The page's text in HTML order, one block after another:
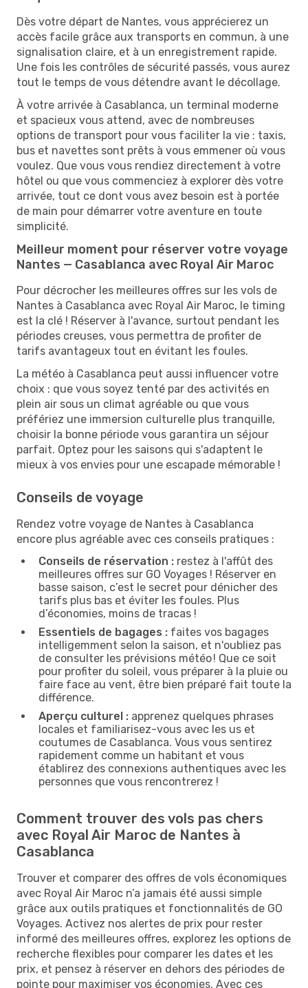
Dès votre départ de Nantes, vous apprécierez un
accès facile grâce aux transports en commun, à une
signalisation claire, et à un enregistrement rapide.
Une fois les contrôles de sécurité passés, vous aurez
tout le temps de vous détendre avant le décollage.
À votre arrivée à Casablanca, un terminal moderne
et spacieux vous attend, avec de nombreuses
options de transport pour vous faciliter la vie : taxis,
bus et navettes sont prêts à vous emmener où vous
voulez. Que vous vous rendiez directement à votre
hôtel ou que vous commenciez à explorer dès votre
arrivée, tout ce dont vous avez besoin est à portée
de main pour démarrer votre aventure en toute
simplicité.
Meilleur moment pour réserver votre voyage
Nantes — Casablanca avec Royal Air Maroc
Pour décrocher les meilleures offres sur les vols de
Nantes à Casablanca avec Royal Air Maroc, le timing
est la clé ! Réserver à l'avance, surtout pendant les
périodes creuses, vous permettra de profiter de
tarifs avantageux tout en évitant les foules.
La météo à Casablanca peut aussi influencer votre
choix : que vous soyez tenté par des activités en
plein air sous un climat agréable ou que vous
préfériez une immersion culturelle plus tranquille,
choisir la bonne période vous garantira un séjour
parfait. Optez pour les saisons qui s'adaptent le
mieux à vos envies pour une escapade mémorable !
Conseils de voyage
Rendez votre voyage de Nantes à Casablanca
encore plus agréable avec ces conseils pratiques :
Conseils de réservation : restez à l'affût des
meilleures offres sur GO Voyages ! Réserver en
basse saison, c’est le secret pour dénicher des
tarifs plus bas et éviter les foules. Plus
d’économies, moins de tracas !
Essentiels de bagages : faites vos bagages
intelligemment selon la saison, et n'oubliez pas
de consulter les prévisions météo ! Que ce soit
pour profiter du soleil, vous préparer à la pluie ou
faire face au vent, être bien préparé fait toute la
différence.
Aperçu culturel : apprenez quelques phrases
locales et familiarisez-vous avec les us et
coutumes de Casablanca. Vous vous sentirez
rapidement comme un habitant et vous
établirez des connexions authentiques avec les
personnes que vous rencontrerez !
Comment trouver des vols pas chers
avec Royal Air Maroc de Nantes à
Casablanca
Trouver et comparer des offres de vols économiques
avec Royal Air Maroc n’a jamais été aussi simple
grâce aux outils pratiques et fonctionnalités de GO
Voyages. Activez nos alertes de prix pour rester
informé des meilleures offres, explorez les options de
recherche flexibles pour comparer les dates et les
prix, et pensez à réserver en dehors des périodes de
pointe pour maximiser vos économies. Avec ces